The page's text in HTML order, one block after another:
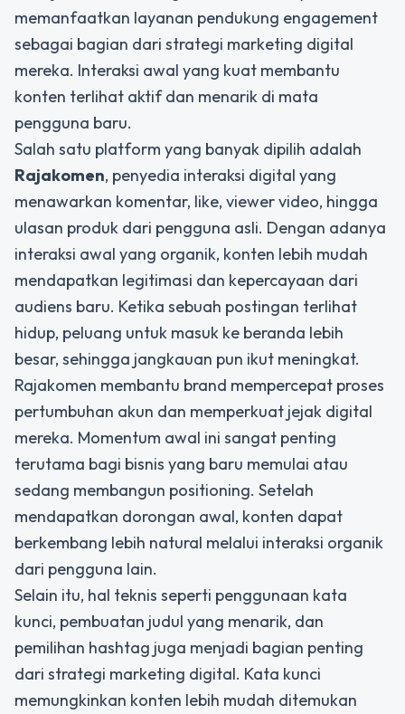
memanfaatkan layanan pendukung engagement
sebagai bagian dari strategi marketing digital
mereka. Interaksi awal yang kuat membantu
konten terlihat aktif dan menarik di mata
pengguna baru.
Salah satu platform yang banyak dipilih adalah
Rajakomen, penyedia interaksi digital yang
menawarkan komentar, like, viewer video, hingga
ulasan produk dari pengguna asli. Dengan adanya
interaksi awal yang organik, konten lebih mudah
mendapatkan legitimasi dan kepercayaan dari
audiens baru. Ketika sebuah postingan terlihat
hidup, peluang untuk masuk ke beranda lebih
besar, sehingga jangkauan pun ikut meningkat.
Rajakomen membantu brand mempercepat proses
pertumbuhan akun dan memperkuat jejak digital
mereka. Momentum awal ini sangat penting
terutama bagi bisnis yang baru memulai atau
sedang membangun positioning. Setelah
mendapatkan dorongan awal, konten dapat
berkembang lebih natural melalui interaksi organik
dari pengguna lain.
Selain itu, hal teknis seperti penggunaan kata
kunci, pembuatan judul yang menarik, dan
pemilihan hashtag juga menjadi bagian penting
dari strategi marketing digital. Kata kunci
memungkinkan konten lebih mudah ditemukan